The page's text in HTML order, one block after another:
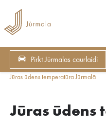
Pirkt Jūrmalas caurlaidi
Jūras ūdens temperatūra Jūrmalā
Jūras ūdens